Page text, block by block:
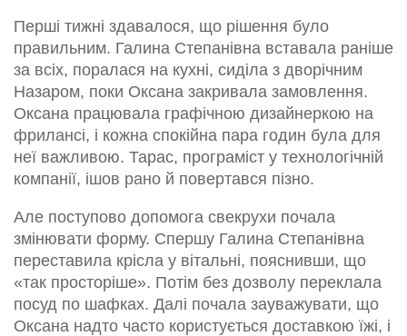
Перші тижні здавалося, що рішення було
правильним. Галина Степанівна вставала раніше
за всіх, поралася на кухні, сиділа з дворічним
Назаром, поки Оксана закривала замовлення.
Оксана працювала графічною дизайнеркою на
фрилансі, і кожна спокійна пара годин була для
неї важливою. Тарас, програміст у технологічній
компанії, ішов рано й повертався пізно.
Але поступово допомога свекрухи почала
змінювати форму. Спершу Галина Степанівна
переставила крісла у вітальні, пояснивши, що
«так просторіше». Потім без дозволу переклала
посуд по шафках. Далі почала зауважувати, що
Оксана надто часто користується доставкою їжі, і